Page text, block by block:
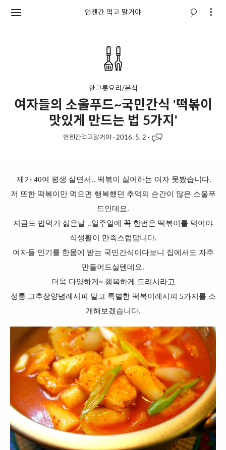
언젠간 먹고 말거야
한그릇요리/분식
여자들의 소울푸드~국민간식 '떡볶이
맛있게 만드는 법 5가지'
언젠간먹고말거야· 2016. 5. 2 ·
제가 40여 평생 살면서.. 떡볶이 싫어하는 여자 못봤습니다.
저 또한 떡볶이만 먹으면 행복했던 추억의 순간이 많은 소울푸
드인데요.
지금도 밥먹기 싫은날 ..일주일에 꼭 한번은 떡볶이를 먹어야
식생활이 만족스럽답니다.
여자들 인기를 한몸에 받는 국민간식이다보니 집에서도 자주
만들어드실텐데요.
더욱 다양하게~ 행복하게 드리시라고
정통 고추장양념레시피 말고 특별한 떡복이레시피 5가지를 소
개해보겠습니다.